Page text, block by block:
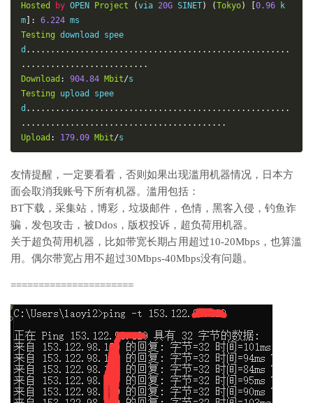
Hosted
by OPEN Project (via 20G SINET) (Tokyo) 0.96 k
m ]: 6.224
Testing download spee
d ......................................................
..........................
Download : 904.84 Mbit/
Testing upload spee
d ......................................................
..........................................
Upload : 179.09 Mbit/s
友情提醒，一定要看看，否则如果出现滥用机器情况，日本方
面会取消我账号下所有机器。滥用包括：
BT下载，采集站，博彩，垃圾邮件，色情，黑客入侵，钓鱼诈
骗，发包攻击，被Ddos，版权投诉，超负荷用机器。
关于超负荷用机器，比如带宽长期占用超过10-20Mbps，也算滥
用。偶尔带宽占用不超过30Mbps-40Mbps没有问题。
======================